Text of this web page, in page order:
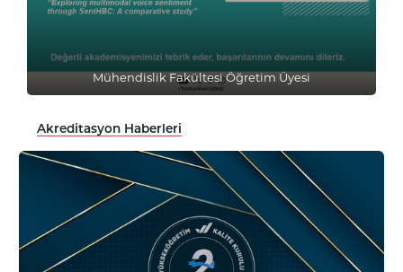
Mühendislik Fakültesi Öğretim Üyesi
Akreditasyon Haberleri